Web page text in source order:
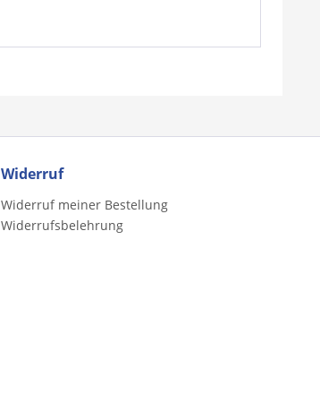
Widerruf
Widerruf meiner Bestellung
Widerrufsbelehrung